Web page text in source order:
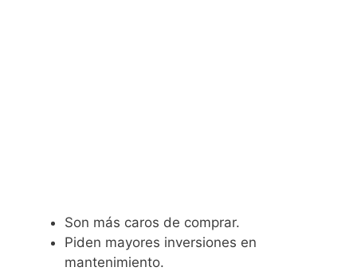
Son más caros de comprar.
Piden mayores inversiones en
mantenimiento.